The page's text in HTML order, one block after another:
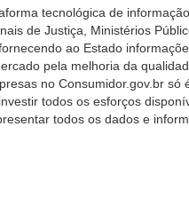
tecnológica de
de Justiça, Ministérios
ao Estado
pela melhoria da
no Consumidor.gov.br
todos os esforços
todos os dados e